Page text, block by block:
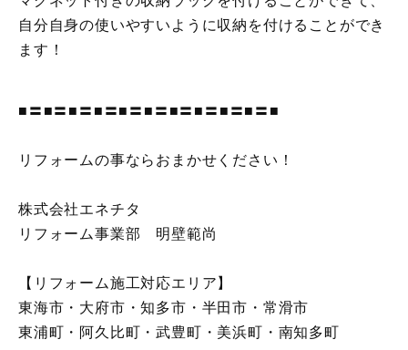
自分自身の使いやすいように収納を付けることができ
ます！
■〓■〓■〓■〓■〓■〓■〓■〓■〓■〓■
リフォームの事ならおまかせください！
株式会社エネチタ
リフォーム事業部 明壁範尚
【リフォーム施工対応エリア】
東海市・大府市・知多市・半田市・常滑市
東浦町・阿久比町・武豊町・美浜町・南知多町